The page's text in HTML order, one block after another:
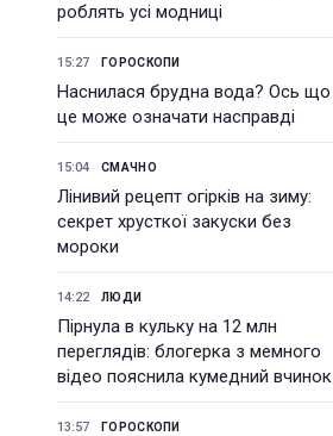
роблять усі модниці
15:27 ГОРОСКОПИ
Наснилася брудна вода? Ось що
це може означати насправді
15:04 СМАЧНО
Лінивий рецепт огірків на зиму:
секрет хрусткої закуски без
мороки
14:22 ЛЮДИ
Пірнула в кульку на 12 млн
переглядів: блогерка з мемного
відео пояснила кумедний вчинок
13:57 ГОРОСКОПИ